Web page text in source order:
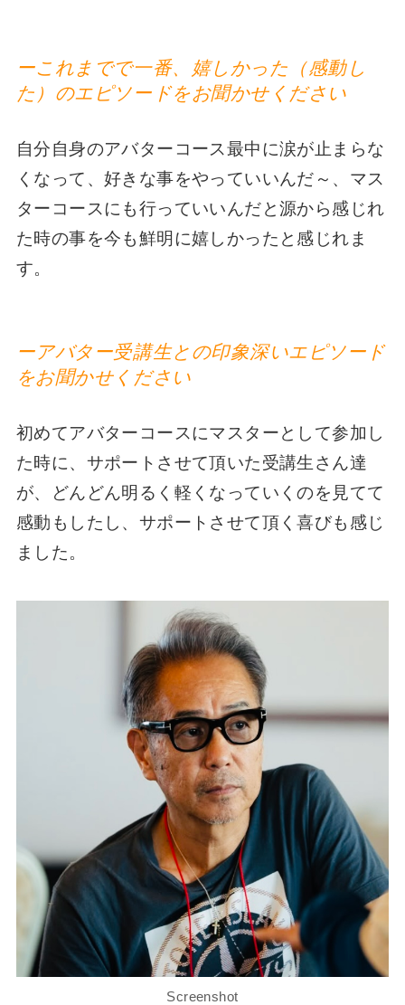
ーこれまでで一番、嬉しかった（感動し
た）のエピソードをお聞かせください
自分自身のアバターコース最中に涙が止まらな
くなって、好きな事をやっていいんだ～、マス
ターコースにも行っていいんだと源から感じれ
た時の事を今も鮮明に嬉しかったと感じれま
す。
ーアバター受講生との印象深いエピソード
をお聞かせください
初めてアバターコースにマスターとして参加し
た時に、サポートさせて頂いた受講生さん達
が、どんどん明るく軽くなっていくのを見てて
感動もしたし、サポートさせて頂く喜びも感じ
ました。
Screenshot